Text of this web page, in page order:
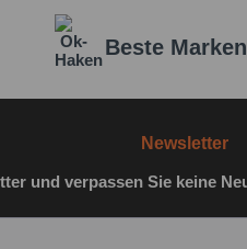
Beste
Newsletter
und verpassen Sie keine